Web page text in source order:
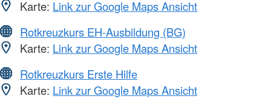
Karte: Link zur Google Maps Ansicht
Rotkreuzkurs EH-Ausbildung (BG)
Karte: Link zur Google Maps Ansicht
Rotkreuzkurs Erste Hilfe
Karte: Link zur Google Maps Ansicht